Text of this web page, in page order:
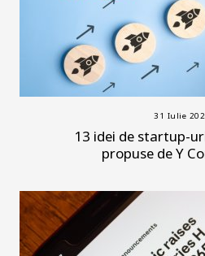
31 Iulie
13 idei de startup-
propuse de Y